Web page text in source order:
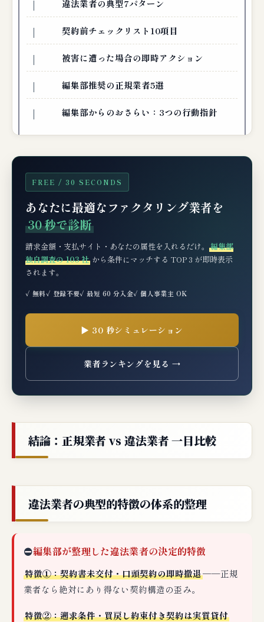
違法業者の典型7パターン
契約前チェックリスト10項目
被害に遭った場合の即時アクション
編集部推奨の正規業者5選
編集部からのおさらい：3つの行動指針
FREE / 30 SECONDS
あなたに最適なファクタリング業者を
30 秒で診断
請求金額・支払サイト・あなたの属性を入れるだけ。 編集部
独自調査の 103 社 から条件にマッチする TOP 3 が即時表示
されます。
✓ 無料✓ 登録不要✓ 最短 60 分入金✓ 個人事業主 OK
▶ 30 秒シミュレーション
業者ランキングを見る →
結論：正規業者 vs 違法業者 一目比較
違法業者の典型的特徴の体系的整理
⛔編集部が整理した違法業者の決定的特徴
特徴①：契約書未交付・口頭契約の即時撤退──正規
業者なら絶対にあり得ない契約構造の歪み。
特徴②：遡求条件・買戻し約束付き契約は実質貸付